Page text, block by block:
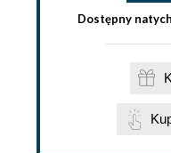
Dostępny